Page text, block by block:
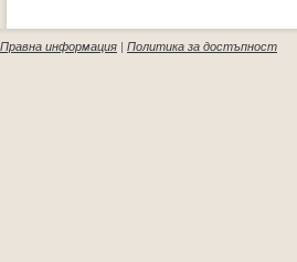
Правна информация | Политика за достъпност